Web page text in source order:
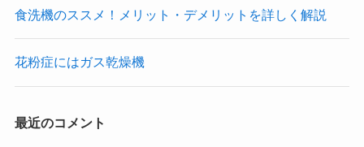
食洗機のススメ！メリット・デメリットを詳しく解説
花粉症にはガス乾燥機
最近のコメント